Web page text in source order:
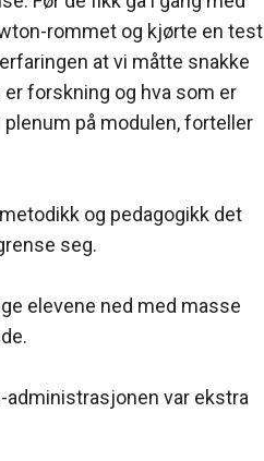
rommet og kjørte en test
at vi måtte snakke
er forskning og hva som er
på modulen, forteller
og pedagogikk det
seg.
elevene ned med masse
var ekstra